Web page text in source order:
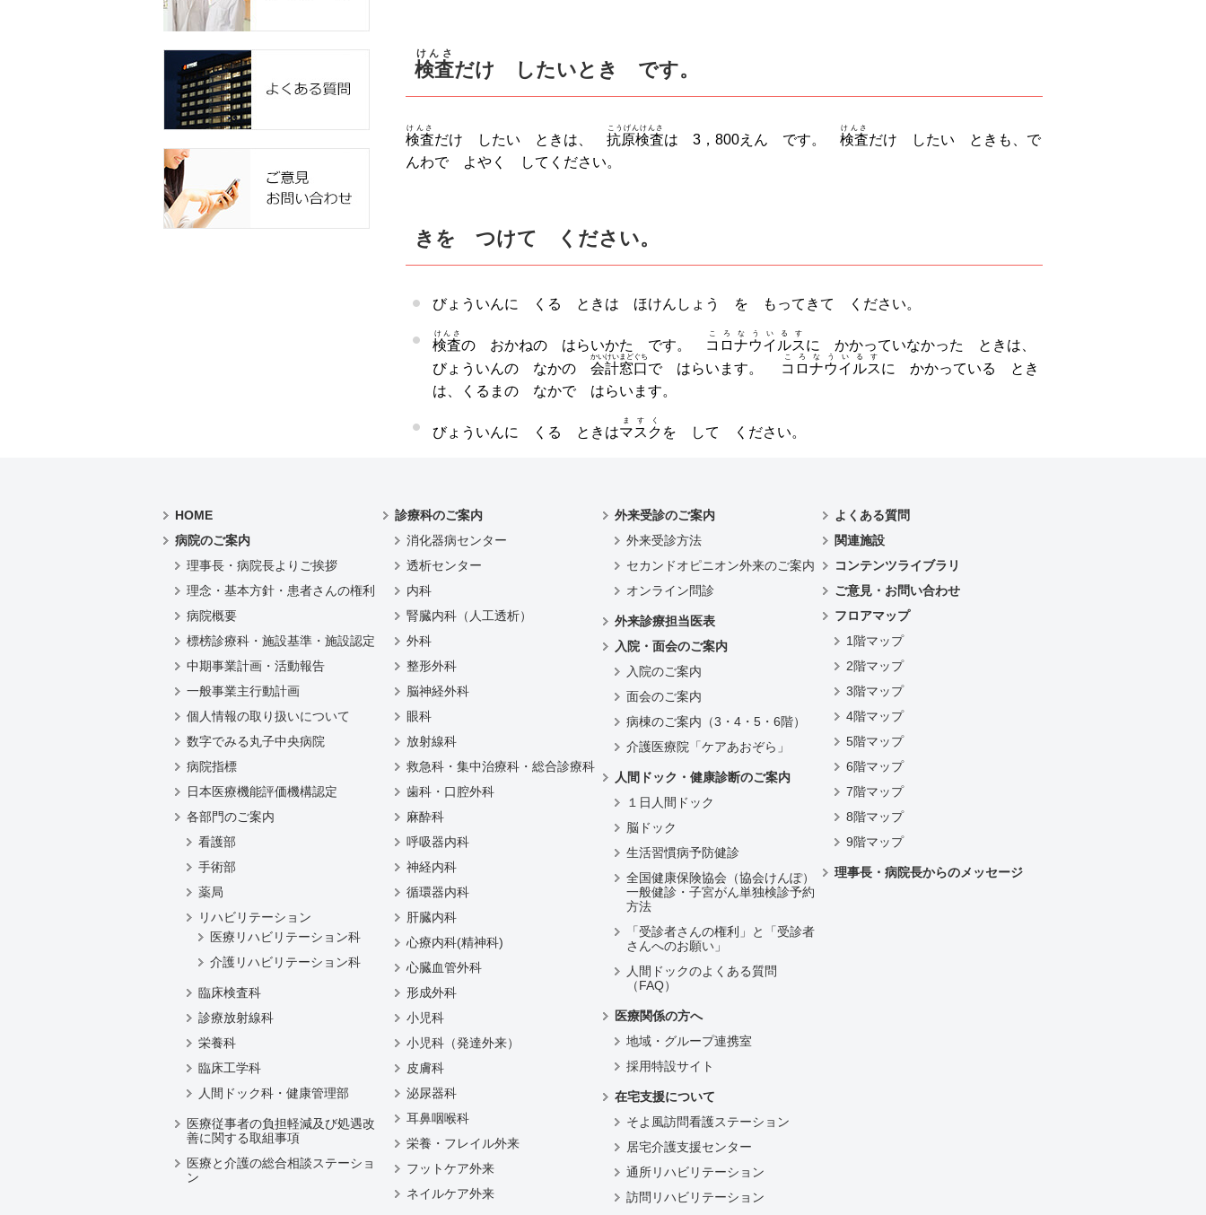
検査
けんさ
だけ したいとき です。
検査
けんさ
だけ したい ときは、 抗原検査
こうげんけんさ
は 3，800えん です。 検査
けんさ
だけ したい ときも、で
んわで よやく してください。
きを つけて ください。
びょういんに くる ときは ほけんしょう を もってきて ください。
検査
けんさ
の おかねの はらいかた です。 コロナウイルス
ころなういるす
に かかっていなかった ときは、
びょういんの なかの会計窓口
かいけいまどぐち
で はらいます。 コロナウイルス
ころなういるす
に かかっている とき
は、くるまの なかで はらいます。
びょういんに くる ときはマスク
ますく
を して ください。
HOME
病院のご案内
理事長・病院長よりご挨拶
理念・基本方針・患者さんの権利
病院概要
標榜診療科・施設基準・施設認定
中期事業計画・活動報告
一般事業主行動計画
個人情報の取り扱いについて
数字でみる丸子中央病院
病院指標
日本医療機能評価機構認定
各部門のご案内
看護部
手術部
薬局
リハビリテーション
医療リハビリテーション科
介護リハビリテーション科
臨床検査科
診療放射線科
栄養科
臨床工学科
人間ドック科・健康管理部
医療従事者の負担軽減及び処遇改
善に関する取組事項
医療と介護の総合相談ステーショ
ン
診療科のご案内
消化器病センター
透析センター
内科
腎臓内科（人工透析）
外科
整形外科
脳神経外科
眼科
放射線科
救急科・集中治療科・総合診療科
歯科・口腔外科
麻酔科
呼吸器内科
神経内科
循環器内科
肝臓内科
心療内科(精神科)
心臓血管外科
形成外科
小児科
小児科（発達外来）
皮膚科
泌尿器科
耳鼻咽喉科
栄養・フレイル外来
フットケア外来
ネイルケア外来
外来受診のご案内
外来受診方法
セカンドオピニオン外来のご案内
オンライン問診
外来診療担当医表
入院・面会のご案内
入院のご案内
面会のご案内
病棟のご案内（3・4・5・6階）
介護医療院「ケアあおぞら」
人間ドック・健康診断のご案内
１日人間ドック
脳ドック
生活習慣病予防健診
全国健康保険協会（協会けんぽ）
一般健診・子宮がん単独検診予約
方法
「受診者さんの権利」と「受診者
さんへのお願い」
人間ドックのよくある質問
（FAQ）
医療関係の方へ
地域・グループ連携室
採用特設サイト
在宅支援について
そよ風訪問看護ステーション
居宅介護支援センター
通所リハビリテーション
訪問リハビリテーション
よくある質問
関連施設
コンテンツライブラリ
ご意見・お問い合わせ
フロアマップ
1階マップ
2階マップ
3階マップ
4階マップ
5階マップ
6階マップ
7階マップ
8階マップ
9階マップ
理事長・病院長からのメッセージ